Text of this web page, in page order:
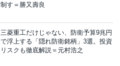
制す＝勝又壽良
三菱重工だけじゃない、防衛予算9兆円
で浮上する「隠れ防衛銘柄」3選。投資
リスクも徹底解説＝元村浩之